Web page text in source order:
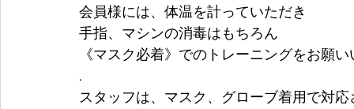
会員様には、体温を計っていただき
手指、マシンの消毒はもちろん
《マスク必着》でのトレーニングをお願
.
スタッフは、マスク、グローブ着用で対